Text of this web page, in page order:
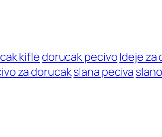
kifle dorucak pecivoIdeje za
za dorucakslana peciva